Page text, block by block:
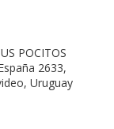
POCITOS
2633,
Uruguay